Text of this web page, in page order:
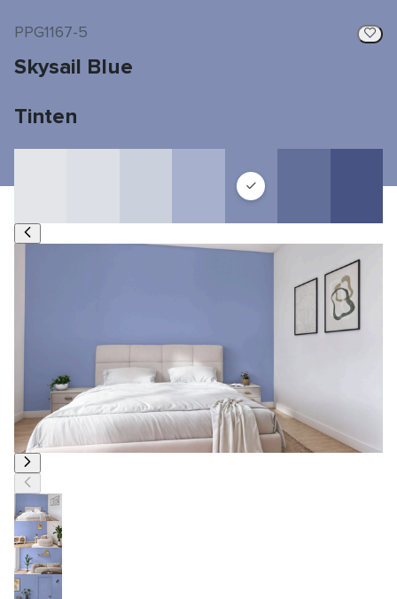
PPG1167-5
Skysail Blue
Tinten